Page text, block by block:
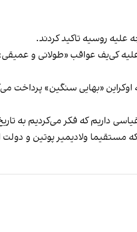
علیه روسیه تاکید کردند.
کی‌یف عواقب «طولانی و
«بهایی سنگین» پرداخت
داریم که فکر می‌کردیم به
ولادیمیر پوتین و دولت